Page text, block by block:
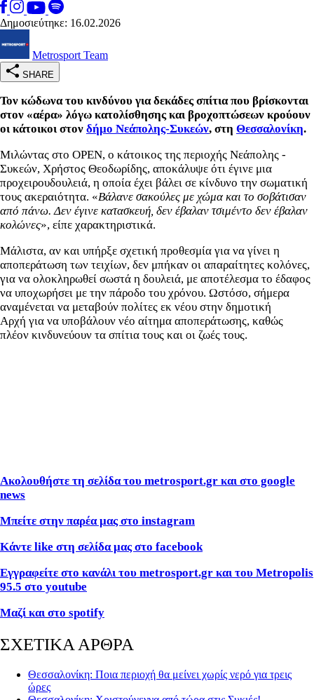
Δημοσιεύτηκε: 16.02.2026
Metrosport Team
SHARE
Τον κώδωνα του κινδύνου για δεκάδες σπίτια που βρίσκονται
στον «αέρα» λόγω κατολίσθησης και βροχοπτώσεων κρούουν
οι κάτοικοι στον δήμο Νεάπολης-Συκεών, στη Θεσσαλονίκη.
Μιλώντας στο OPEN, ο κάτοικος της περιοχής Νεάπολης -
Συκεών, Χρήστος Θεοδωρίδης, αποκάλυψε ότι έγινε μια
προχειρουδουλειά, η οποία έχει βάλει σε κίνδυνο την σωματική
τους ακεραιότητα. «Βάλανε σακούλες με χώμα και το σοβάτισαν
από πάνω. Δεν έγινε κατασκευή, δεν έβαλαν τσιμέντο δεν έβαλαν
κολώνες», είπε χαρακτηριστικά.
Μάλιστα, αν και υπήρξε σχετική προθεσμία για να γίνει η
αποπεράτωση των τειχίων, δεν μπήκαν οι απαραίτητες κολόνες,
για να ολοκληρωθεί σωστά η δουλειά, με αποτέλεσμα το έδαφος
να υποχωρήσει με την πάροδο του χρόνου. Ωστόσο, σήμερα
αναμένεται να μεταβούν πολίτες εκ νέου στην δημοτική
Αρχή για να υποβάλουν νέο αίτημα αποπεράτωσης, καθώς
πλέον κινδυνεύουν τα σπίτια τους και οι ζωές τους.
Ακολουθήστε τη σελίδα του metrosport.gr και στο google
news
Μπείτε στην παρέα μας στο instagram
Κάντε like στη σελίδα μας στο facebook
Εγγραφείτε στο κανάλι του metrosport.gr και του Metropolis
95.5 στο youtube
Μαζί και στο spotify
ΣΧΕΤΙΚΑ ΑΡΘΡΑ
Θεσσαλονίκη: Ποια περιοχή θα μείνει χωρίς νερό για τρεις
ώρες